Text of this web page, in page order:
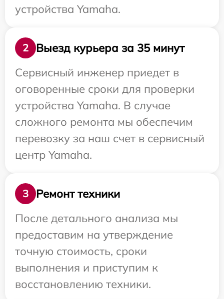
устройства Yamaha.
2
Выезд курьера за 35 минут
Сервисный инженер приедет в
оговоренные сроки для проверки
устройства Yamaha. В случае
сложного ремонта мы обеспечим
перевозку за наш счет в сервисный
центр Yamaha.
3
Ремонт техники
После детального анализа мы
предоставим на утверждение
точную стоимость, сроки
выполнения и приступим к
восстановлению техники.